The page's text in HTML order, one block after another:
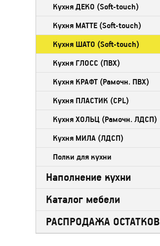
Кухня ДЕКО (Soft-touch)
Кухня МАТТЕ (Soft-touch)
Кухня ШАТО (Soft-touch)
Кухня ГЛОСС (ПВХ)
Кухня КРАФТ (Рамочн. ПВХ)
Кухня ПЛАСТИК (CPL)
Кухня ХОЛЬЦ (Рамочн. ЛДСП)
Кухня МИЛА (ЛДСП)
Полки для кухни
Наполнение кухни
Каталог мебели
РАСПРОДАЖА ОСТАТКОВ